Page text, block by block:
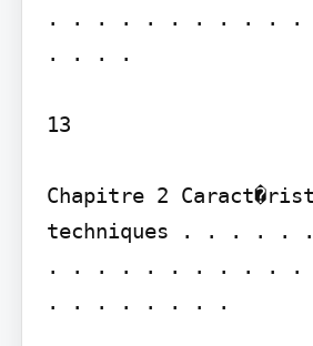
. . . . . . . . . . .
. . . .
13
Chapitre 2
techniques . . . .
. . . . . . . . . . .
. . . . . . . .